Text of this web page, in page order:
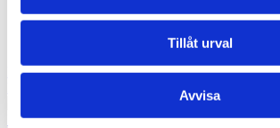
Tillåt urval
Avvisa
Vibrationsdämpare
Vibrationsdämpare
Konto
Hoppa till slutet av bildgalleriet
Hoppa till början av bildgalleriet